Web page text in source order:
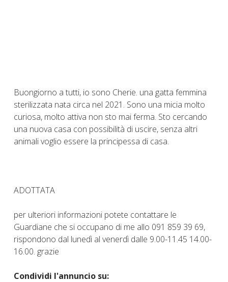
Buongiorno a tutti, io sono Cherie. una gatta femmina
sterilizzata nata circa nel 2021. Sono una micia molto
curiosa, molto attiva non sto mai ferma. Sto cercando
una nuova casa con possibilità di uscire, senza altri
animali voglio essere la principessa di casa.
ADOTTATA
per ulteriori informazioni potete contattare le
Guardiane che si occupano di me allo 091 859 39 69,
rispondono dal lunedì al venerdì dalle 9.00-11.45 14.00-
16.00. grazie
Condividi l'annuncio su: